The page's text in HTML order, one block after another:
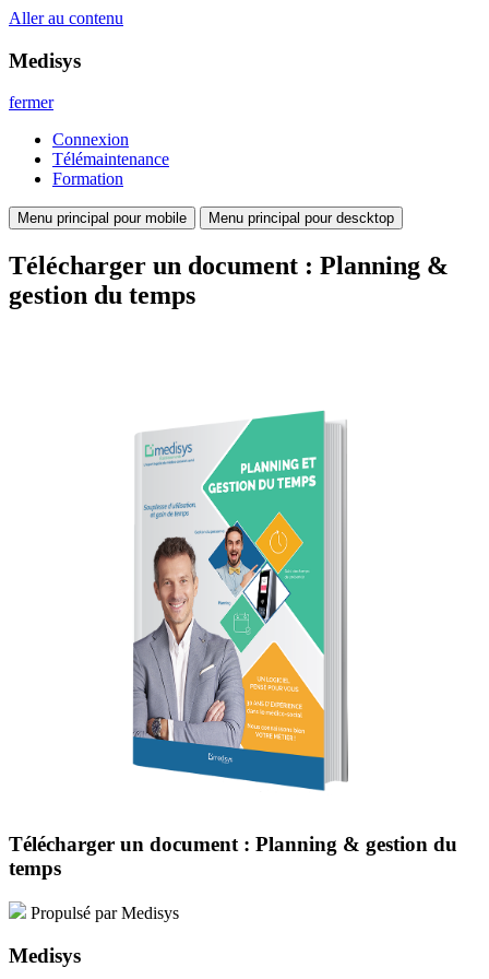
Aller au contenu
Medisys
fermer
Connexion
Télémaintenance
Formation
Menu principal pour mobile Menu principal pour descktop
Télécharger un document : Planning &
gestion du temps
Télécharger un document : Planning & gestion du
temps
Propulsé par Medisys
Medisys